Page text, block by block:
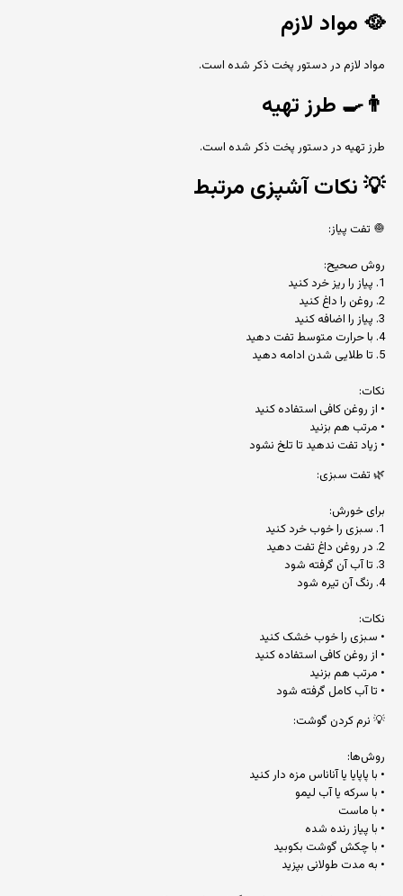
🥘 مواد لازم
مواد لازم در دستور پخت ذکر شده است.
👨‍🍳 طرز تهیه
طرز تهیه در دستور پخت ذکر شده است.
💡نکات آشپزی مرتبط
🧅 تفت پیاز:
روش صحیح:
1. پیاز را ریز خرد کنید
2. روغن را داغ کنید
3. پیاز را اضافه کنید
4. با حرارت متوسط تفت دهید
5. تا طلایی شدن ادامه دهید
نکات:
• از روغن کافی استفاده کنید
• مرتب هم بزنید
• زیاد تفت ندهید تا تلخ نشود
🌿 تفت سبزی:
برای خورش:
1. سبزی را خوب خرد کنید
2. در روغن داغ تفت دهید
3. تا آب آن گرفته شود
4. رنگ آن تیره شود
نکات:
• سبزی را خوب خشک کنید
• از روغن کافی استفاده کنید
• مرتب هم بزنید
• تا آب کامل گرفته شود
💡 نرم کردن گوشت:
روش‌ها:
• با پاپایا یا آناناس مزه دار کنید
• با سرکه یا آب لیمو
• با ماست
• با پیاز رنده شده
• با چکش گوشت بکوبید
• به مدت طولانی بپزید